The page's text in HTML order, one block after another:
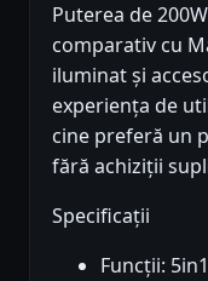
Puterea de
comparativ cu
iluminat și
experiența de
cine preferă un
fără achiziții
Specificații
Funcții: